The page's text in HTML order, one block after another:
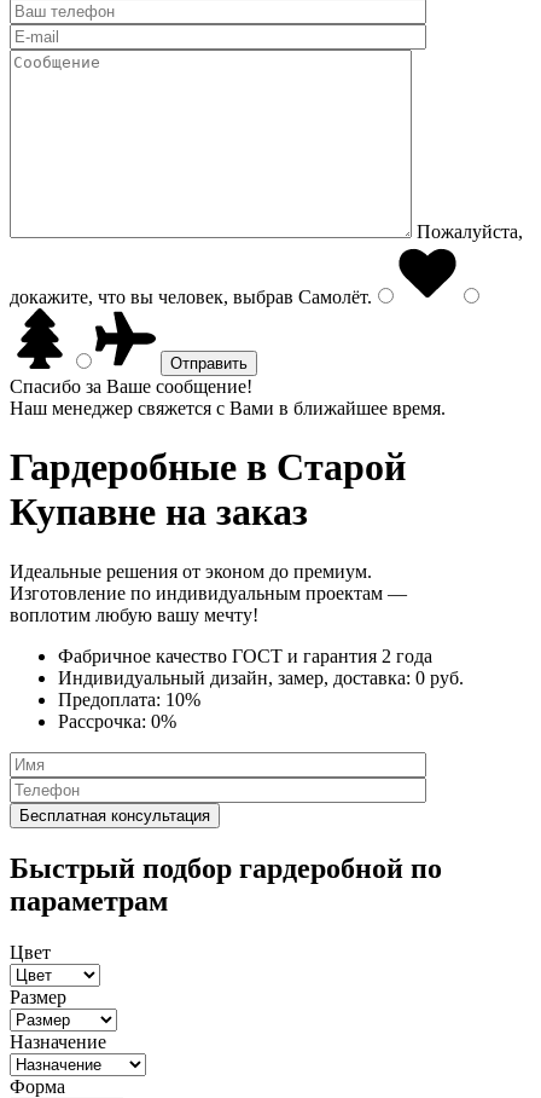
Пожалуйста,
докажите, что вы человек, выбрав Самолёт.
Спасибо за Ваше сообщение!
Наш менеджер свяжется с Вами в ближайшее время.
Гардеробные в Старой
Купавне на заказ
Идеальные решения от эконом до премиум.
Изготовление по индивидуальным проектам —
воплотим любую вашу мечту!
Фабричное качество ГОСТ и гарантия 2 года
Индивидуальный дизайн, замер, доставка: 0 руб.
Предоплата: 10%
Рассрочка: 0%
Быстрый подбор гардеробной по
параметрам
Цвет
Размер
Назначение
Форма